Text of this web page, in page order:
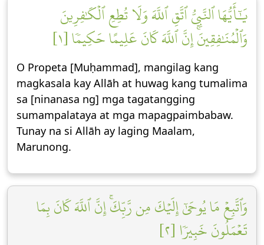
يَٰٓأَيُّهَا ٱلنَّبِيُّ ٱتَّقِ ٱللَّهَ وَلَا تُطِعِ ٱلۡكَٰفِرِينَ
وَٱلۡمُنَٰفِقِينَۚ إِنَّ ٱللَّهَ كَانَ عَلِيمًا حَكِيمٗا [١]
O Propeta [Muḥammad], mangilag kang
magkasala kay Allāh at huwag kang tumalima
sa [ninanasa ng] mga tagatangging
sumampalataya at mga mapagpaimbabaw.
Tunay na si Allāh ay laging Maalam,
Marunong.
وَٱتَّبِعۡ مَا يُوحَىٰٓ إِلَيۡكَ مِن رَّبِّكَۚ إِنَّ ٱللَّهَ كَانَ بِمَا
تَعۡمَلُونَ خَبِيرٗا [٢]